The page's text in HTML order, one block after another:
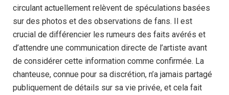
circulant actuellement relèvent de spéculations basées
sur des photos et des observations de fans. Il est
crucial de différencier les rumeurs des faits avérés et
d’attendre une communication directe de l’artiste avant
de considérer cette information comme confirmée. La
chanteuse, connue pour sa discrétion, n’a jamais partagé
publiquement de détails sur sa vie privée, et cela fait